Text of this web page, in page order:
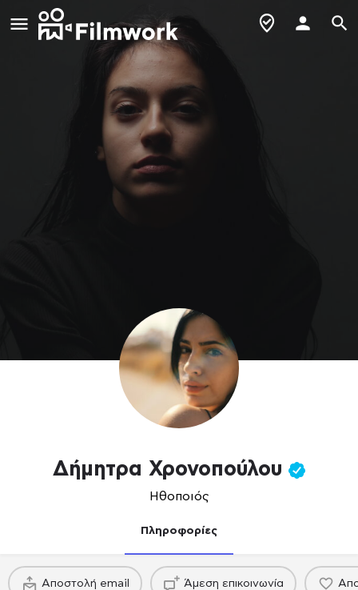
Δήμητρα Χρονοπούλου
Ηθοποιός
Πληροφορίες
Αποστολή email
Παραγωγού / Casing agency
Άμεση επικοινωνία
Παραγωγού / Casing agency